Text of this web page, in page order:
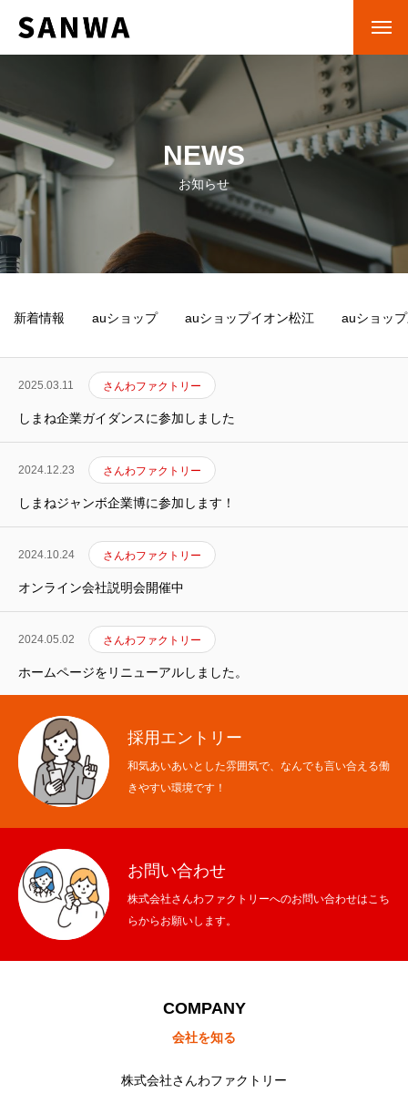
ホーム
松江三和部品商会
NEWS
お知らせ
新着情報 auショップ auショップイオン松江 auショッ
2025.03.11 さんわファクトリー
しまね企業ガイダンスに参加しました
2024.12.23 さんわファクトリー
しまねジャンボ企業博に参加します！
2024.10.24 さんわファクトリー
オンライン会社説明会開催中
2024.05.02 さんわファクトリー
ホームページをリニューアルしました。
採用エントリー
和気あいあいとした雰囲気で、なんでも言い合える働
きやすい環境です！
お問い合わせ
株式会社さんわファクトリーへのお問い合わせはこち
らからお願いします。
COMPANY
会社を知る
株式会社さんわファクトリー